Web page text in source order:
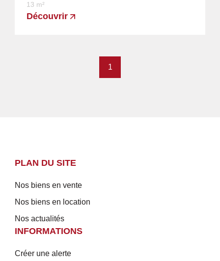
13 m²
Découvrir
1
PLAN DU SITE
Nos biens en vente
Nos biens en location
Nos actualités
INFORMATIONS
Créer une alerte